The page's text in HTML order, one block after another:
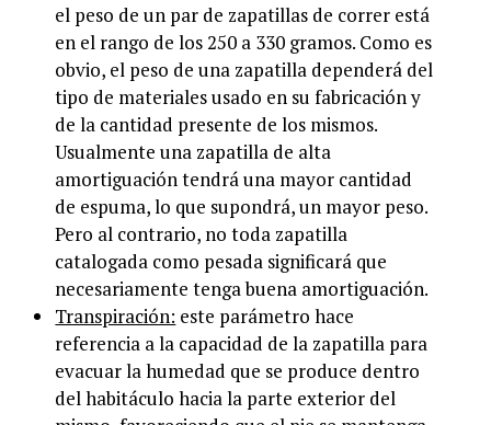
el peso de un par de zapatillas de correr está
en el rango de los 250 a 330 gramos. Como es
obvio, el peso de una zapatilla dependerá del
tipo de materiales usado en su fabricación y
de la cantidad presente de los mismos.
Usualmente una zapatilla de alta
amortiguación tendrá una mayor cantidad
de espuma, lo que supondrá, un mayor peso.
Pero al contrario, no toda zapatilla
catalogada como pesada significará que
necesariamente tenga buena amortiguación.
Transpiración: este parámetro hace
referencia a la capacidad de la zapatilla para
evacuar la humedad que se produce dentro
del habitáculo hacia la parte exterior del